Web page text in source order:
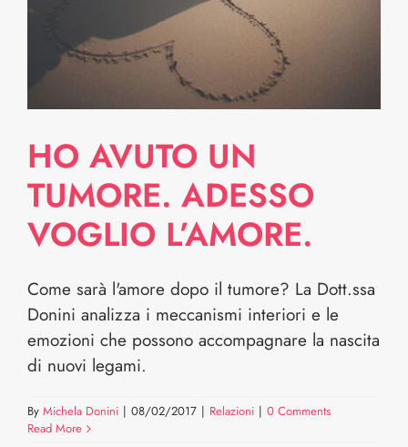
HO AVUTO UN
TUMORE. ADESSO
VOGLIO L’AMORE.
Come sarà l'amore dopo il tumore? La Dott.ssa
Donini analizza i meccanismi interiori e le
emozioni che possono accompagnare la nascita
di nuovi legami.
By Michela Donini | 08/02/2017 | Relazioni | 0 Comments
Read More